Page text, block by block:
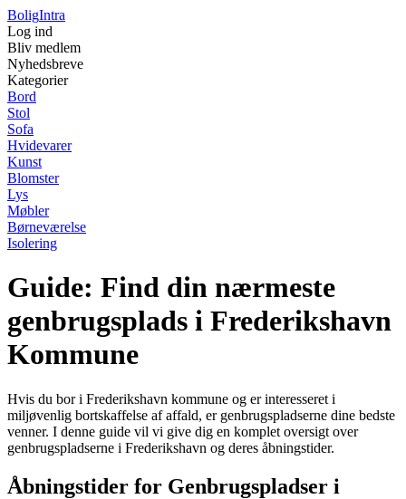
BoligIntra
Log ind
Bliv medlem
Nyhedsbreve
Kategorier
Bord
Stol
Sofa
Hvidevarer
Kunst
Blomster
Lys
Møbler
Børneværelse
Isolering
Guide: Find din nærmeste
genbrugsplads i Frederikshavn
Kommune
Hvis du bor i Frederikshavn kommune og er interesseret i
miljøvenlig bortskaffelse af affald, er genbrugspladserne dine bedste
venner. I denne guide vil vi give dig en komplet oversigt over
genbrugspladserne i Frederikshavn og deres åbningstider.
Åbningstider for Genbrugspladser i